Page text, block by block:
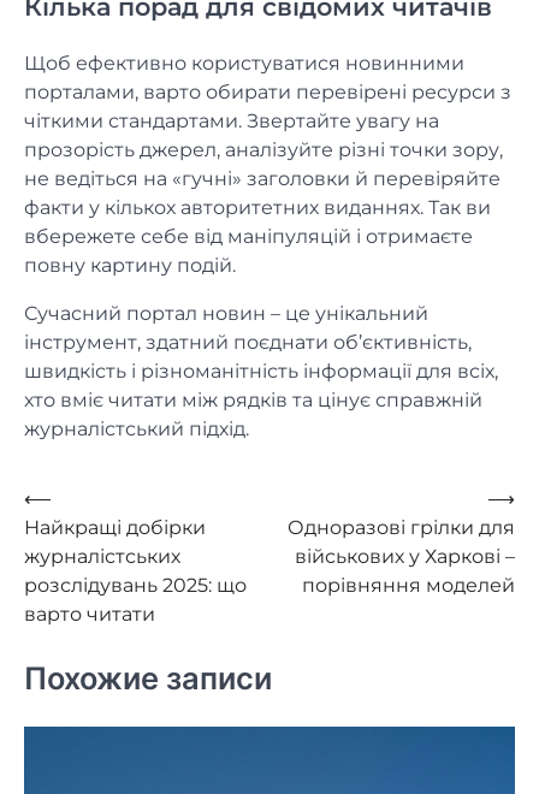
Кілька порад для свідомих читачів
Щоб ефективно користуватися новинними
порталами, варто обирати перевірені ресурси з
чіткими стандартами. Звертайте увагу на
прозорість джерел, аналізуйте різні точки зору,
не ведіться на «гучні» заголовки й перевіряйте
факти у кількох авторитетних виданнях. Так ви
вбережете себе від маніпуляцій і отримаєте
повну картину подій.
Сучасний портал новин – це унікальний
інструмент, здатний поєднати об’єктивність,
швидкість і різноманітність інформації для всіх,
хто вміє читати між рядків та цінує справжній
журналістський підхід.
Навигация
по
записям
⟵
Найкращі добірки
журналістських
розслідувань 2025: що
варто читати
Одноразові грілки для
військових у Харкові –
порівняння моделей
⟶
Похожие записи